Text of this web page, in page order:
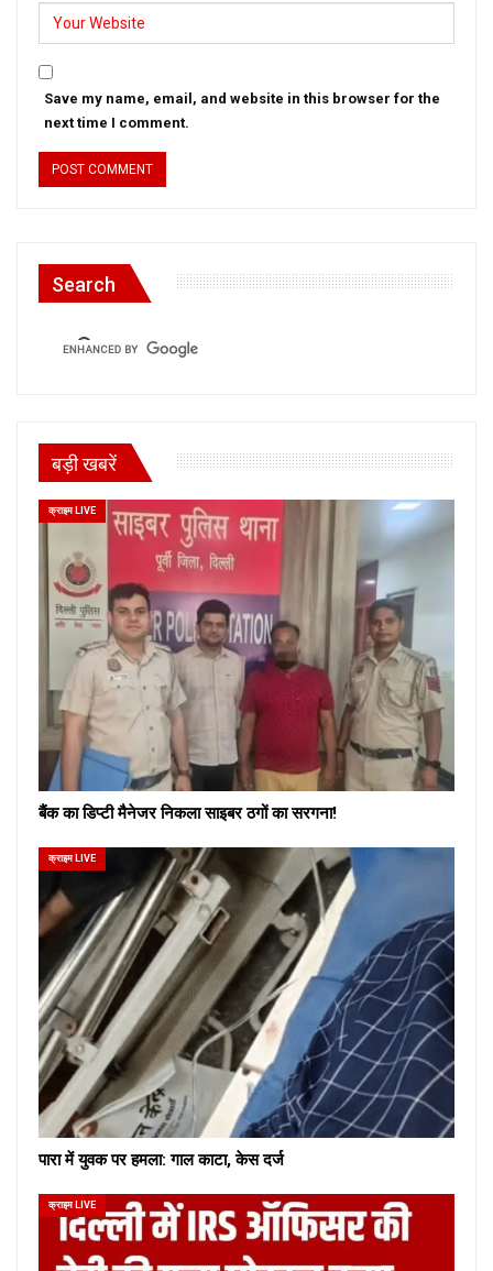
Save my name, email, and website in this browser for the
next time I comment.
Search
बड़ी खबरें
क्राइम LIVE
बैंक का डिप्टी मैनेजर निकला साइबर ठगों का सरगना!
क्राइम LIVE
पारा में युवक पर हमला: गाल काटा, केस दर्ज
क्राइम LIVE